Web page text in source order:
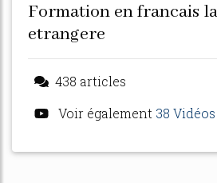
formation en francais langue
etrangere
438 articles
Voir également 38 Vidéos